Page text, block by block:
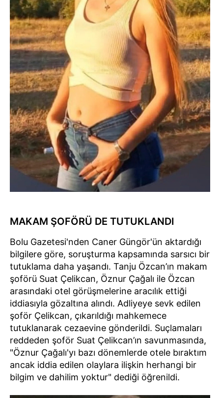
MAKAM ŞOFÖRÜ DE TUTUKLANDI
Bolu Gazetesi'nden Caner Güngör'ün aktardığı
bilgilere göre, soruşturma kapsamında sarsıcı bir
tutuklama daha yaşandı. Tanju Özcan’ın makam
şoförü Suat Çelikcan, Öznur Çağalı ile Özcan
arasındaki otel görüşmelerine aracılık ettiği
iddiasıyla gözaltına alındı. Adliyeye sevk edilen
şoför Çelikcan, çıkarıldığı mahkemece
tutuklanarak cezaevine gönderildi. Suçlamaları
reddeden şoför Suat Çelikcan’ın savunmasında,
"Öznur Çağalı'yı bazı dönemlerde otele bıraktım
ancak iddia edilen olaylara ilişkin herhangi bir
bilgim ve dahilim yoktur" dediği öğrenildi.